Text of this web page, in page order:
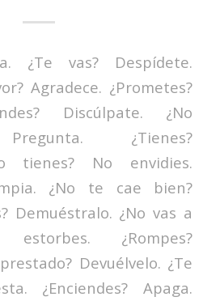
¿Te vas? Despídete.
Agradece. ¿Prometes?
Discúlpate. ¿No
¿Tienes?
tienes? No envidies.
¿No te cae bien?
Demuéstralo. ¿No vas a
¿Rompes?
Devuélvelo. ¿Te
¿Enciendes? Apaga.